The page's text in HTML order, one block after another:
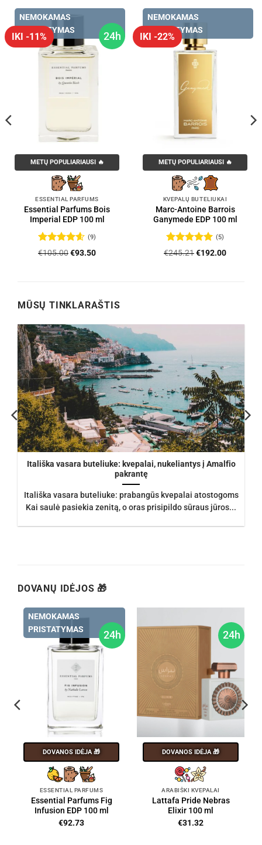
24h
IKI -11%
NEMOKAMAS
PRISTATYMAS
METŲ POPULIARIAUSI 🔥
ESSENTIAL PARFUMS
Essential Parfums Bois
Imperial EDP 100 ml
Įvertinimas:
(9)
€105.00Original
€93.50Current
IKI -22%
NEMOKAMAS
PRISTATYMAS
METŲ POPULIARIAUSI 🔥
KVEPALŲ BUTELIUKAI
Marc-Antoine Barrois
Ganymede EDP 100 ml
Įvertinimas:
(5)
€245.21Original
€192.00Current
MŪSŲ TINKLARAŠTIS
Itališka vasara buteliuke: kvepalai, nukeliantys į Amalfio
pakrantę
Itališka vasara buteliuke: prabangūs kvepalai atostogoms
Kai saulė pasiekia zenitą, o oras prisipildo sūraus jūros...
DOVANŲ IDĖJOS 🎁
24h
NEMOKAMAS
PRISTATYMAS
DOVANOS IDĖJA 🎁
ESSENTIAL PARFUMS
Essential Parfums Fig
Infusion EDP 100 ml
€92.73
24h
DOVANOS IDĖJA 🎁
ARABIŠKI KVEPALAI
Lattafa Pride Nebras
Elixir 100 ml
€31.32